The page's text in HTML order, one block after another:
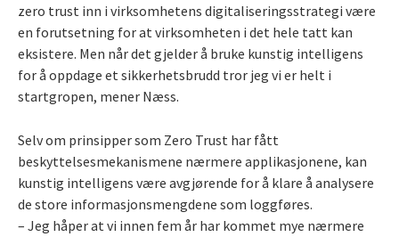
zero trust inn i virksomhetens digitaliseringsstrategi være
en forutsetning for at virksomheten i det hele tatt kan
eksistere. Men når det gjelder å bruke kunstig intelligens
for å oppdage et sikkerhetsbrudd tror jeg vi er helt i
startgropen, mener Næss.
Selv om prinsipper som Zero Trust har fått
beskyttelsesmekanismene nærmere applikasjonene, kan
kunstig intelligens være avgjørende for å klare å analysere
de store informasjonsmengdene som loggføres.
– Jeg håper at vi innen fem år har kommet mye nærmere